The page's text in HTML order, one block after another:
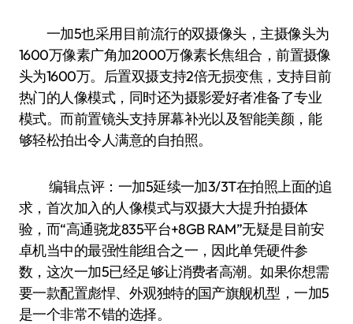
一加5也采用目前流行的双摄像头，主摄像头为
1600万像素广角加2000万像素长焦组合，前置摄像
头为1600万。后置双摄支持2倍无损变焦，支持目前
热门的人像模式，同时还为摄影爱好者准备了专业
模式。而前置镜头支持屏幕补光以及智能美颜，能
够轻松拍出令人满意的自拍照。
编辑点评：一加5延续一加3/3T在拍照上面的追
求，首次加入的人像模式与双摄大大提升拍摄体
验，而“高通骁龙835平台+8GB RAM”无疑是目前安
卓机当中的最强性能组合之一，因此单凭硬件参
数，这次一加5已经足够让消费者高潮。如果你想需
要一款配置彪悍、外观独特的国产旗舰机型，一加5
是一个非常不错的选择。